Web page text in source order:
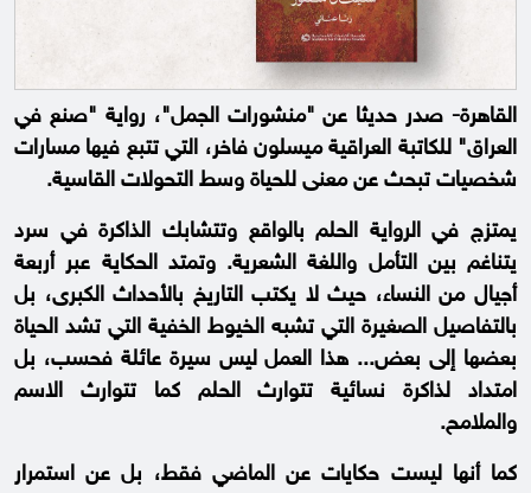
القاهرة- صدر حديثا عن "منشورات الجمل"، رواية "صنع في
العراق" للكاتبة العراقية ميسلون فاخر، التي تتبع فيها مسارات
شخصيات تبحث عن معنى للحياة وسط التحولات القاسية.
يمتزج في الرواية الحلم بالواقع وتتشابك الذاكرة في سرد
يتناغم بين التأمل واللغة الشعرية. وتمتد الحكاية عبر أربعة
أجيال من النساء، حيث لا يكتب التاريخ بالأحداث الكبرى، بل
بالتفاصيل الصغيرة التي تشبه الخيوط الخفية التي تشد الحياة
بعضها إلى بعض... هذا العمل ليس سيرة عائلة فحسب، بل
امتداد لذاكرة نسائية تتوارث الحلم كما تتوارث الاسم
والملامح.
كما أنها ليست حكايات عن الماضي فقط، بل عن استمرار